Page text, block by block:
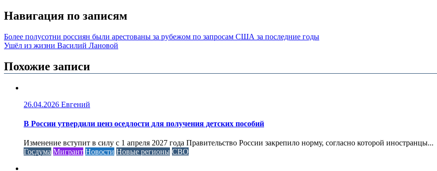
Навигация по записям
Более полусотни россиян были арестованы за рубежом по запросам США за последние годы
Ушёл из жизни Василий Лановой
Похожие записи
26.04.2026 Евгений
В России утвердили ценз оседлости для получения детских пособий
Изменение вступит в силу с 1 апреля 2027 года Правительство России закрепило норму, согласно которой иностранцы...
Госдума Мигрант Новости Новые регионы СВО